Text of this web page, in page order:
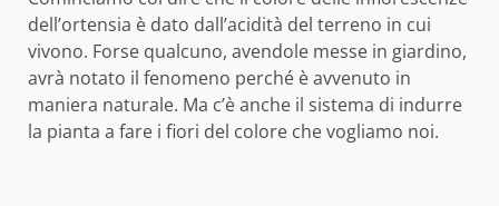
dell’ortensia è dato dall’acidità del terreno in cui
vivono. Forse qualcuno, avendole messe in giardino,
avrà notato il fenomeno perché è avvenuto in
maniera naturale. Ma c’è anche il sistema di indurre
la pianta a fare i fiori del colore che vogliamo noi.